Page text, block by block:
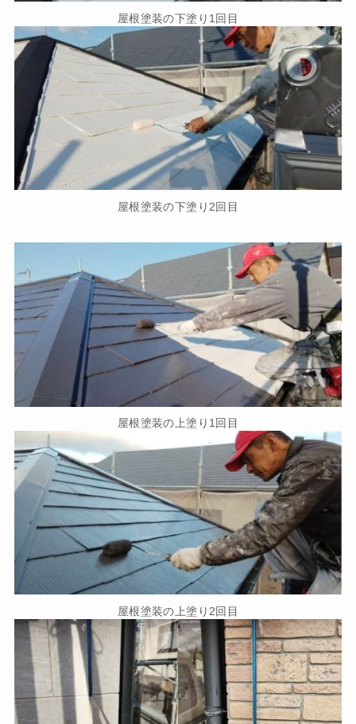
屋根塗装の下塗り1回目
屋根塗装の下塗り2回目
屋根塗装の上塗り1回目
屋根塗装の上塗り2回目